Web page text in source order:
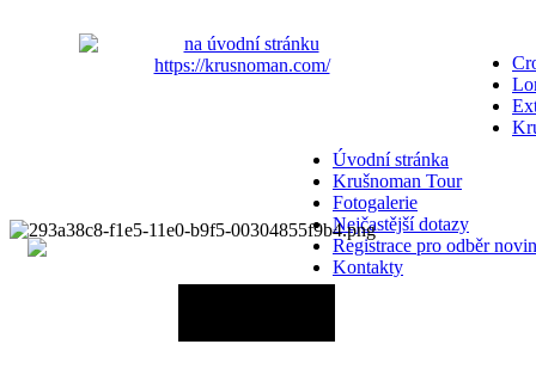
Úvodní stránka
Krušnoman Tour
Fotogalerie
Nejčastější dotazy
Registrace pro odběr
Kontakty